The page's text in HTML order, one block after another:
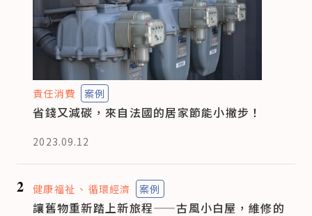
責任消費 案例
省錢又減碳，來自法國的居家節能小撇步！
2023.09.12
2 健康福祉 循環經濟 案例
讓舊物重新踏上新旅程——古風小白屋，維修的